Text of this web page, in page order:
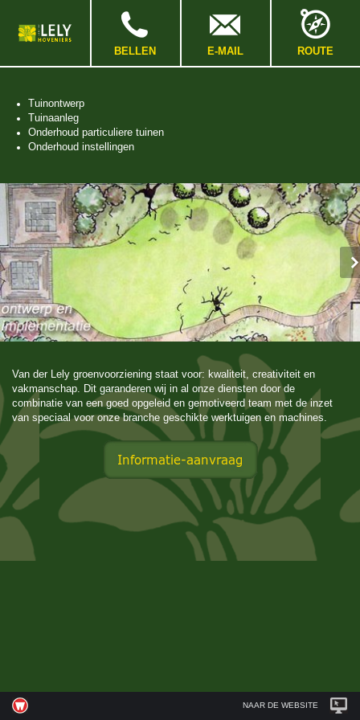
Spring
de
naar
het
hoofdmenu
Tuinontwerp
Tuinaanleg
Onderhoud particuliere tuinen
Onderhoud instellingen
Van der Lely groenvoorziening staat voor: kwaliteit, creativiteit en
vakmanschap. Dit garanderen wij in al onze diensten door de
combinatie van een goed opgeleid en gemotiveerd team met de inzet
van speciaal voor onze branche geschikte werktuigen en machines.
NAAR DE WEBSITE
BELLEN E-MAIL ROUTE